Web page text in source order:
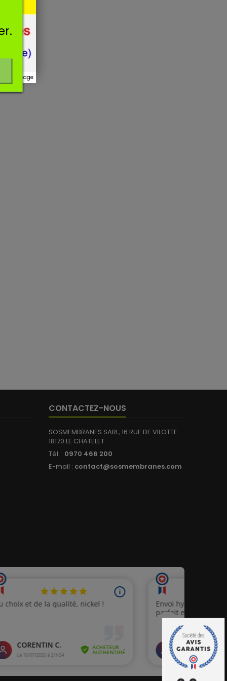
CONTACTEZ-NOUS
SOSMEMBRANES SARL, 16 RUE DE VILOTTE
18170 LE CHATELET
Tél. : 0970 466 200
E-mail : contact@sosmembranes.com
message